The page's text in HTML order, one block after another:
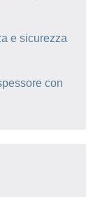
e sicurezza
con